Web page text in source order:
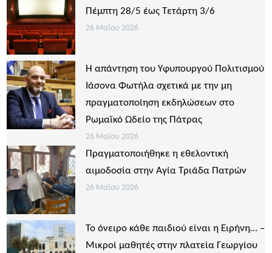
Πέμπτη 28/5 έως Τετάρτη 3/6
26 Μαΐου 2026
Η απάντηση του Υφυπουργού Πολιτισμού
Ιάσονα Φωτήλα σχετικά με την μη
πραγματοποίηση εκδηλώσεων στο
Ρωμαϊκό Ωδείο της Πάτρας
26 Μαΐου 2026
Πραγματοποιήθηκε η εθελοντική
αιμοδοσία στην Αγία Τριάδα Πατρών
26 Μαΐου 2026
Το όνειρο κάθε παιδιού είναι η Ειρήνη… –
Μικροί μαθητές στην πλατεία Γεωργίου